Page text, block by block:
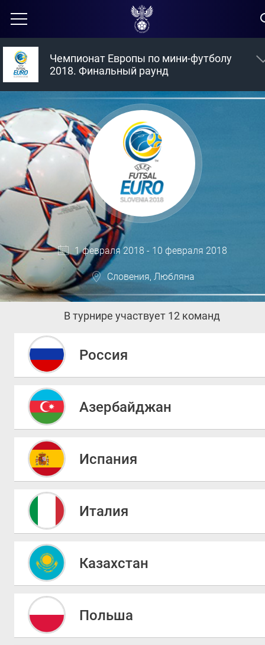
Чемпионат Европы по мини-футболу
2018. Финальный раунд
1 февраля 2018 - 10 февраля 2018
Словения, Любляна
В турнире участвует 12 команд
Россия
Азербайджан
Испания
Италия
Казахстан
Польша